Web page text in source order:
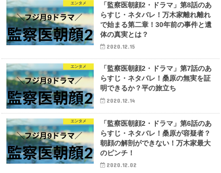
エンタメ
「監察医朝顔2・ドラマ」第8話のあ
らすじ・ネタバレ！万木家離れ離れ
で始まる第二章！30年前の事件と遺
体の真実とは？
2020.12.15
エンタメ
「監察医朝顔2・ドラマ」第7話のあ
らすじ・ネタバレ！桑原の無実を証
明できるか？平の旅立ち
2020.12.14
エンタメ
「監察医朝顔2・ドラマ」第6話のあ
らすじ・ネタバレ！桑原が容疑者？
朝顔の解剖ができない！万木家最大
のピンチ！
2020.12.02